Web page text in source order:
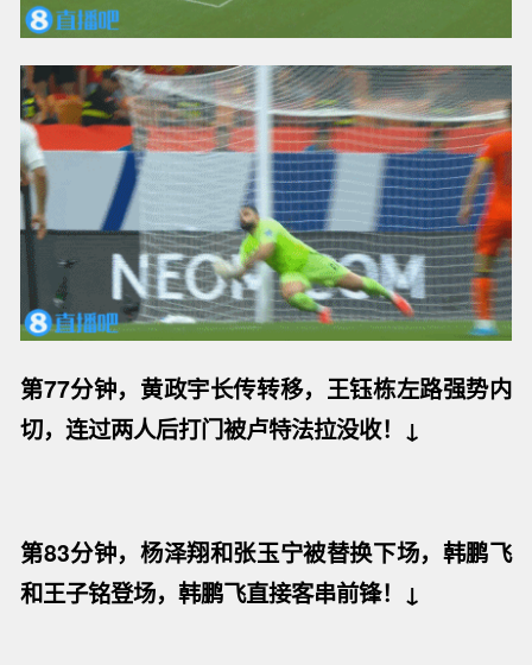
第77分钟，黄政宇长传转移，王钰栋左路强势内
切，连过两人后打门被卢特法拉没收！↓
第83分钟，杨泽翔和张玉宁被替换下场，韩鹏飞
和王子铭登场，韩鹏飞直接客串前锋！↓